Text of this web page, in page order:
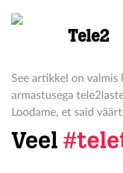
Tele2
See artikkel on valmis
armastusega
Loodame, et said
Veel